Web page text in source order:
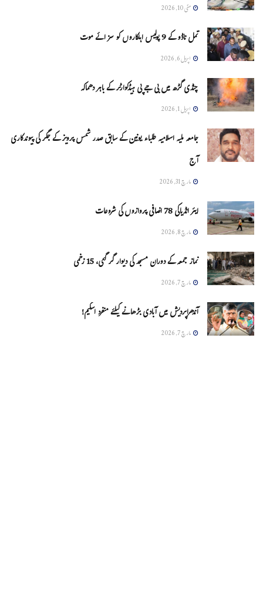
مئی 10, 2026
تمل ناڈو کے 9 پولیس اہلکاروں کو سزائے موت
اپریل 6, 2026
چنڈی گڑھ میں بی جے پی ہیڈکوارٹر کے باہر دھماکہ
اپریل 1, 2026
جامعہ ملیہ اسلامیہ طلباء یونین کے سابق صدر شمس پرویز کے جگر کی پیوندکاری
آج
مارچ 31, 2026
ایئر انڈیاکی 78 اضافی پروازوں کی شروعات
مارچ 8, 2026
نماز جمعہ کے دوران مسجد کی دیوار گر گئی، 15 زخمی
مارچ 7, 2026
آندھراپردیش میں آبادی بڑھانے کیلئے منفرد اسکیم!
مارچ 7, 2026